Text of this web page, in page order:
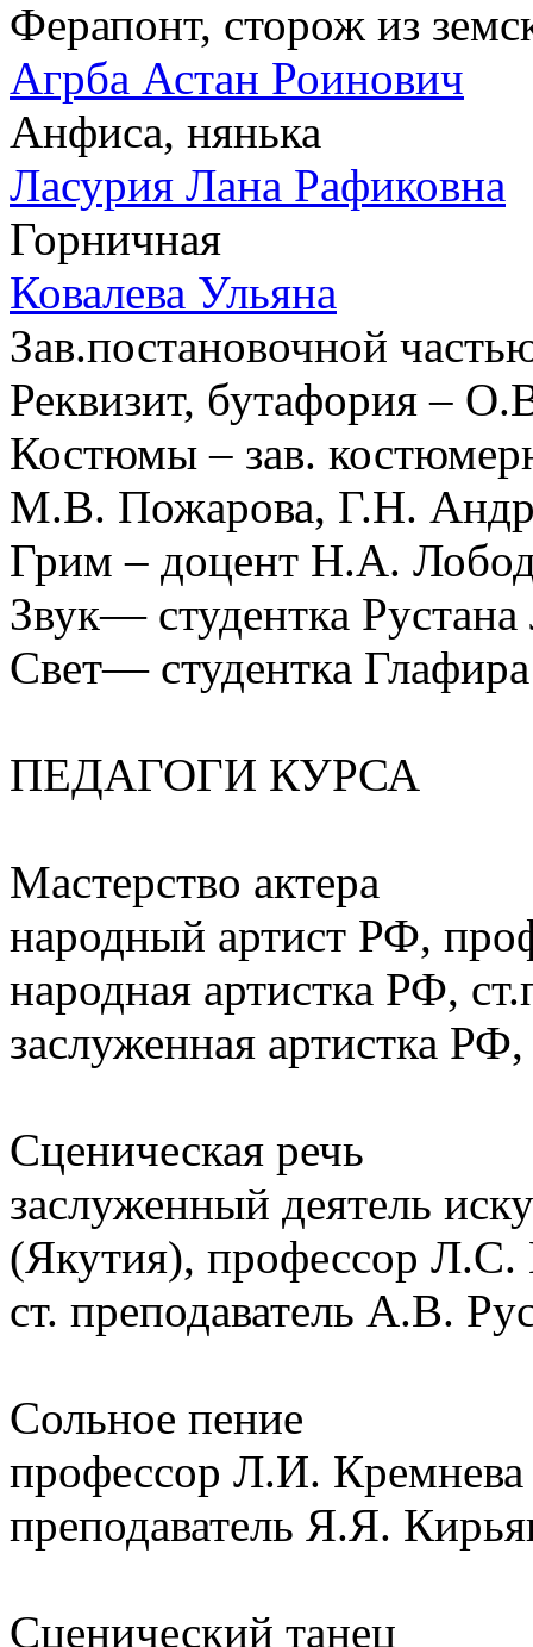
Ферапонт, сторож из
Агрба Астан Роинович
Анфиса, нянька
Ласурия Лана Рафиковна
Горничная
Ковалева Ульяна
Зав.постановочной
Реквизит, бутафория –
Костюмы – зав.
М.В. Пожарова, Г.Н.
Грим – доцент Н.А.
Звук— студентка
Свет— студентка
ПЕДАГОГИ КУРСА
Мастерство актера
народный артист РФ,
народная артистка РФ,
заслуженная артистка
Сценическая речь
заслуженный деятель
(Якутия), профессор Л.С.
ст. преподаватель А.В.
Сольное пение
профессор Л.И. Кремнева
преподаватель Я.Я.
Сценический танец